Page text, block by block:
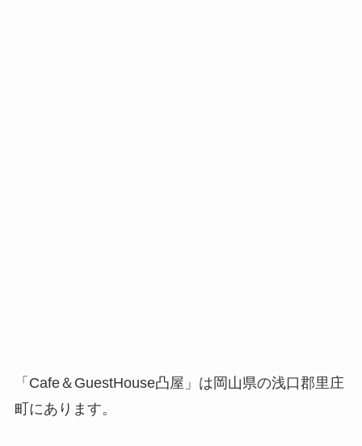
「Cafe＆GuestHouse凸屋」は岡山県の浅口郡里庄
町にあります。